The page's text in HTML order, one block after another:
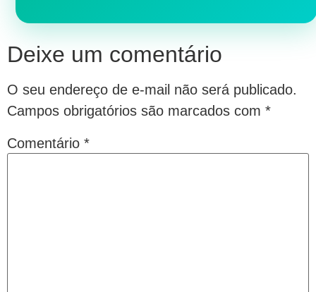
Deixe um comentário
O seu endereço de e-mail não será publicado.
Campos obrigatórios são marcados com *
Comentário *